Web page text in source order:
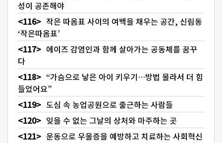
성이 공존해야
작은 따옴표 사이의 여백을 채우는 공간, 신림동
‘작은따옴표’
에이즈 감염인과 함께 살아가는 공동체를 꿈꾸
다
“가슴으로 낳은 아이 키우기…방법 몰라서 더 힘
들었어요”
도심 속 농업공원으로 출근하는 사람들
잊을 수 없는 그날의 상처와 마주하는 곳
운동으로 우울증을 예방하고 치료하는 사회혁신